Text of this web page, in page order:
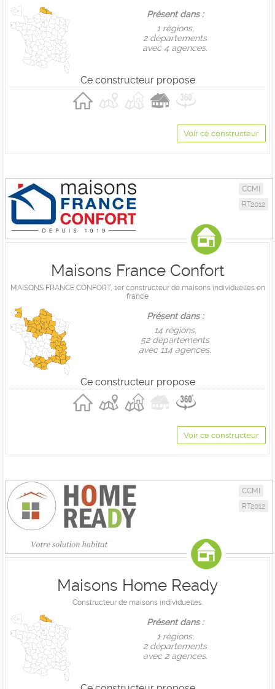
Présent dans :
1 règions,
2 départements
avec 4 agences.
Ce constructeur propose
Voir ce constructeur
CCMI
RT2012
Maisons France Confort
MAISONS FRANCE CONFORT, 1er constructeur de maisons individuelles en
france
Présent dans :
14 règions,
52 départements
avec 114 agences.
Ce constructeur propose
Voir ce constructeur
CCMI
RT2012
Maisons Home Ready
Constructeur de maisons individuelles.
Présent dans :
1 règions,
2 départements
avec 2 agences.